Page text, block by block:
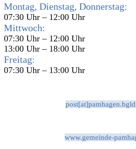
Montag, Dienstag, Donnerstag:
07:30 Uhr – 12:00 Uhr
Mittwoch:
07:30 Uhr – 12:00 Uhr
13:00 Uhr – 18:00 Uhr
Freitag:
07:30 Uhr – 13:00 Uhr
www.gemeinde-